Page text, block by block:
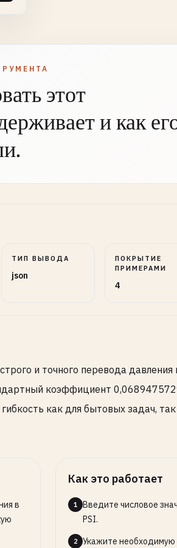
этот
и как
ТИП ВЫВОДА
json
ПОКРЫТИЕ
ПРИМЕРАМИ
4
и точного перевода
коэффициент
гибкость как для бытовых задач,
в
Как это работает
1
Введите числовое
PSI.
2
Укажите необходимую